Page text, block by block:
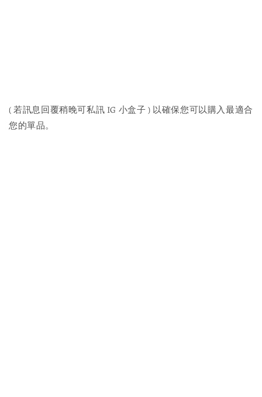
( 若訊息回覆稍晚可私訊 IG 小盒子 ) 以確保您可以購入最適合
您的單品。